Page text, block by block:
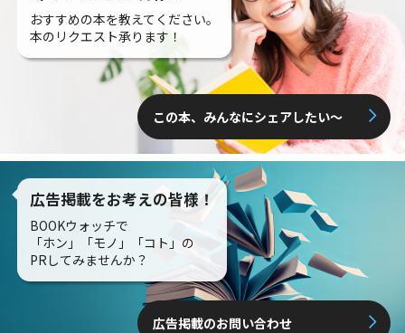
おすすめの本を教えてください。
本のリクエスト承ります！
この本、みんなにシェアしたい〜
広告掲載をお考えの皆様！
BOOKウォッチで
「ホン」「モノ」「コト」の
PRしてみませんか？
広告掲載のお問い合わせ